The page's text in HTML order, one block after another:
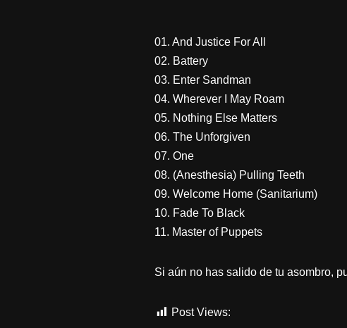
01. And Justice For All
02. Battery
03. Enter Sandman
04. Wherever I May Roam
05. Nothing Else Matters
06. The Unforgiven
07. One
08. (Anesthesia) Pulling Teeth
09. Welcome Home (Sanitarium)
10. Fade To Black
11. Master of Puppets
Si aún no has salido de tu asombro,
Post Views: